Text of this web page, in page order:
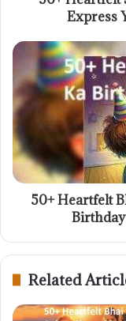
Express
50+ Heartfelt
Related